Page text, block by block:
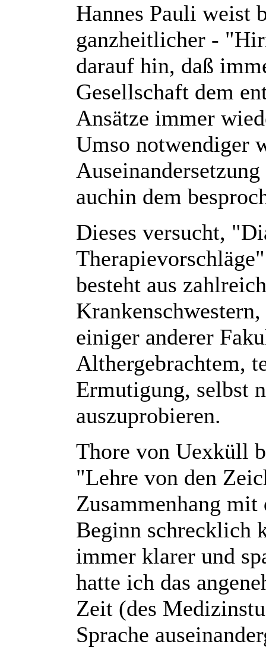
Hannes Pauli weist
ganzheitlicher -
darauf hin, daß
Gesellschaft dem
Ansätze immer
Umso notwendiger
auchin dem
Dieses versucht,
besteht aus
einiger anderer
Althergebrachtem,
Ermutigung, selbst
auszuprobieren.
Thore von Uexküll
"Lehre von den
Zusammenhang mit
Beginn schrecklich
immer klarer und
hatte ich das
Zeit (des
Sprache